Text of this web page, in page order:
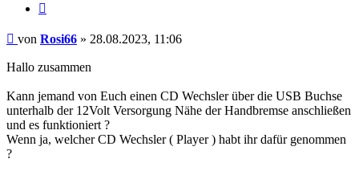
Beitrag
von Rosi66 » 28.08.2023, 11:06
Hallo zusammen
Kann jemand von Euch einen CD Wechsler über die USB Buchse
unterhalb der 12Volt Versorgung Nähe der Handbremse anschließen
und es funktioniert ?
Wenn ja, welcher CD Wechsler ( Player ) habt ihr dafür genommen
?